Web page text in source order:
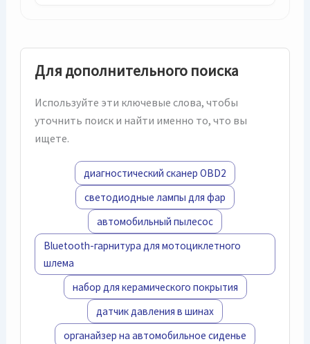
Для дополнительного поиска
Используйте эти ключевые слова, чтобы
уточнить поиск и найти именно то, что вы
ищете.
диагностический сканер OBD2
светодиодные лампы для фар
автомобильный пылесос
Bluetooth-гарнитура для мотоциклетного
шлема
набор для керамического покрытия
датчик давления в шинах
органайзер на автомобильное сиденье